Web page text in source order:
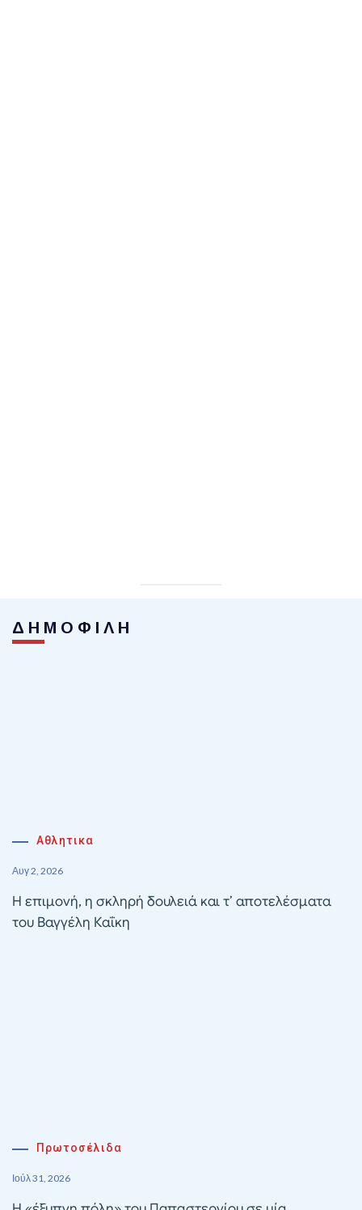
ΔΗΜΟΦΙΛΗ
Αθλητικα
Αυγ 2, 2026
Η επιμονή, η σκληρή δουλειά και τ’ αποτελέσματα
του Βαγγέλη Καΐκη
Πρωτοσέλιδα
Ιούλ 31, 2026